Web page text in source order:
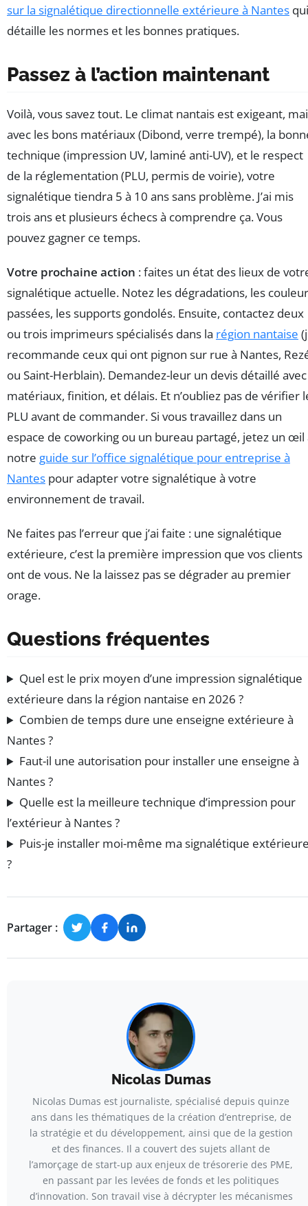
sur la signalétique directionnelle extérieure à Nantes qui
détaille les normes et les bonnes pratiques.
Passez à l’action maintenant
Voilà, vous savez tout. Le climat nantais est exigeant,
avec les bons matériaux (Dibond, verre trempé), la
technique (impression UV, laminé anti-UV), et le respect
de la réglementation (PLU, permis de voirie), votre
signalétique tiendra 5 à 10 ans sans problème. J’ai mis
trois ans et plusieurs échecs à comprendre ça. Vous
pouvez gagner ce temps.
Votre prochaine action : faites un état des lieux de
signalétique actuelle. Notez les dégradations, les
passées, les supports gondolés. Ensuite, contactez deux
ou trois imprimeurs spécialisés dans la région nantaise
recommande ceux qui ont pignon sur rue à Nantes,
ou Saint-Herblain). Demandez-leur un devis détaillé avec
matériaux, finition, et délais. Et n’oubliez pas de vérifier
PLU avant de commander. Si vous travaillez dans un
espace de coworking ou un bureau partagé, jetez un œil
notre guide sur l’office signalétique pour entreprise à
Nantes pour adapter votre signalétique à votre
environnement de travail.
Ne faites pas l’erreur que j’ai faite : une signalétique
extérieure, c’est la première impression que vos clients
ont de vous. Ne la laissez pas se dégrader au premier
orage.
Questions fréquentes
Quel est le prix moyen d’une impression signalétique
extérieure dans la région nantaise en 2026 ?
Combien de temps dure une enseigne extérieure à
Nantes ?
Faut-il une autorisation pour installer une enseigne à
Nantes ?
Quelle est la meilleure technique d’impression pour
l’extérieur à Nantes ?
Puis-je installer moi-même ma signalétique
?
Partager :
Nicolas Dumas
Nicolas Dumas est journaliste, spécialisé depuis quinze
ans dans les thématiques de la création d’entreprise, de
la stratégie et du développement, ainsi que de la gestion
et des finances. Il a couvert des sujets allant de
l’amorçage de start-up aux enjeux de trésorerie des PME,
en passant par les levées de fonds et les politiques
d’innovation. Son travail vise à décrypter les mécanismes